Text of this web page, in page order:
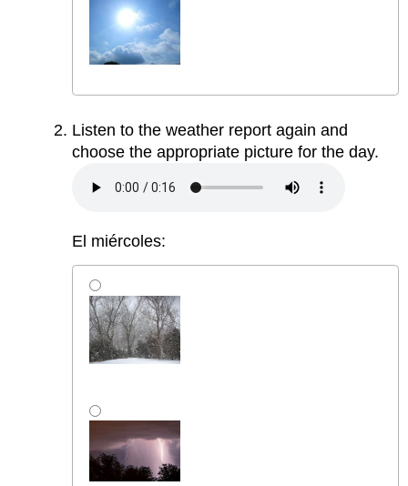
Listen to the weather report again and
choose the appropriate picture for the day.
El miércoles: